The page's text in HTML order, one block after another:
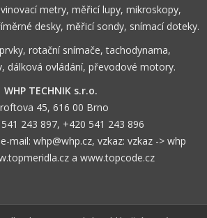
metry, měřicí lupy, mikroskopy,
desky, měřicí sondy, snímací doteky.
rotační snímače, tachodynama,
dálková ovládání, převodové motory.
WHP TECHNIK s.r.o.
45, 616 00 Brno
243 897, +420 541 243 896
mail: whp@whp.cz, vzkaz: vzkaz -> whp
a www.topcode.cz